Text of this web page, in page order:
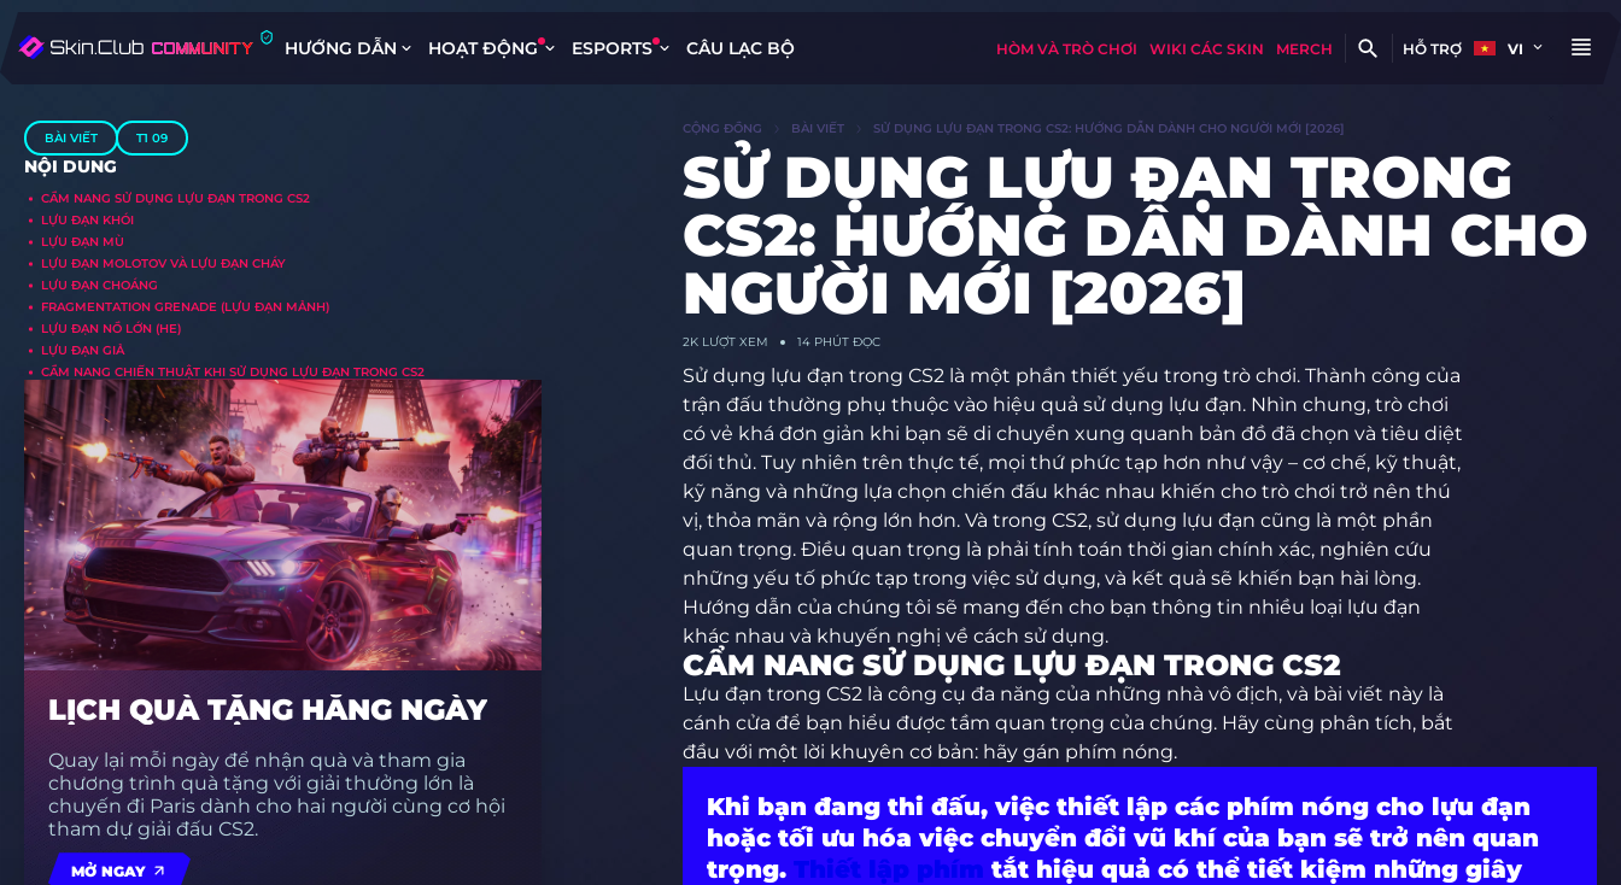
HƯỚNG DẪN HOẠT ĐỘNG ESPORTS CÂU LẠC BỘ HÒM VÀ TRÒ CHƠI WIKI CÁC SKIN MERCH HỖ TRỢ VI
BÀI VIẾT T1 09
NỘI DUNG
CẨM NANG SỬ DỤNG LỰU ĐẠN TRONG CS2
LỰU ĐẠN KHÓI
LỰU ĐẠN MÙ
LỰU ĐẠN MOLOTOV VÀ LỰU ĐẠN CHÁY
LỰU ĐẠN CHOÁNG
FRAGMENTATION GRENADE (LỰU ĐẠN MẢNH)
LỰU ĐẠN NỔ LỚN (HE)
LỰU ĐẠN GIẢ
CẨM NANG CHIẾN THUẬT KHI SỬ DỤNG LỰU ĐẠN TRONG CS2
LỊCH QUÀ TẶNG HẰNG NGÀY
Quay lại mỗi ngày để nhận quà và tham gia
chương trình quà tặng với giải thưởng lớn là
chuyến đi Paris dành cho hai người cùng cơ hội
tham dự giải đấu CS2.
MỞ NGAY
CỘNG ĐỒNG BÀI VIẾT SỬ DỤNG LỰU ĐẠN TRONG CS2: HƯỚNG DẪN DÀNH CHO NGƯỜI MỚI [2026]
SỬ DỤNG LỰU ĐẠN TRONG
CS2: HƯỚNG DẪN DÀNH CHO
NGƯỜI MỚI [2026]
2KLƯỢT XEM 14 PHÚT ĐỌC
Sử dụng lựu đạn trong CS2 là một phần thiết yếu trong trò chơi. Thành công của
trận đấu thường phụ thuộc vào hiệu quả sử dụng lựu đạn. Nhìn chung, trò chơi
có vẻ khá đơn giản khi bạn sẽ di chuyển xung quanh bản đồ đã chọn và tiêu diệt
đối thủ. Tuy nhiên trên thực tế, mọi thứ phức tạp hơn như vậy – cơ chế, kỹ thuật,
kỹ năng và những lựa chọn chiến đấu khác nhau khiến cho trò chơi trở nên thú
vị, thỏa mãn và rộng lớn hơn. Và trong CS2, sử dụng lựu đạn cũng là một phần
quan trọng. Điều quan trọng là phải tính toán thời gian chính xác, nghiên cứu
những yếu tố phức tạp trong việc sử dụng, và kết quả sẽ khiến bạn hài lòng.
Hướng dẫn của chúng tôi sẽ mang đến cho bạn thông tin nhiều loại lựu đạn
khác nhau và khuyến nghị về cách sử dụng.
CẨM NANG SỬ DỤNG LỰU ĐẠN TRONG CS2
Lựu đạn trong CS2 là công cụ đa năng của những nhà vô địch, và bài viết này là
cánh cửa để bạn hiểu được tầm quan trọng của chúng. Hãy cùng phân tích, bắt
đầu với một lời khuyên cơ bản: hãy gán phím nóng.
Khi bạn đang thi đấu, việc thiết lập các phím nóng cho lựu đạn
hoặc tối ưu hóa việc chuyển đổi vũ khí của bạn sẽ trở nên quan
trọng. Thiết lập phím tắt hiệu quả có thể tiết kiệm những giây